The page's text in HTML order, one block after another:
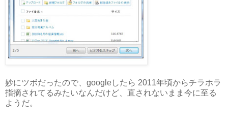
妙にツボだったので、googleしたら 2011年頃からチラホラ
指摘されてるみたいなんだけど、直されないまま今に至る
ようだ。